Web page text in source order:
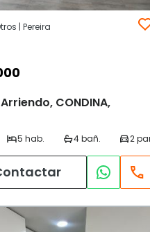
| Pereira
CONDINA,